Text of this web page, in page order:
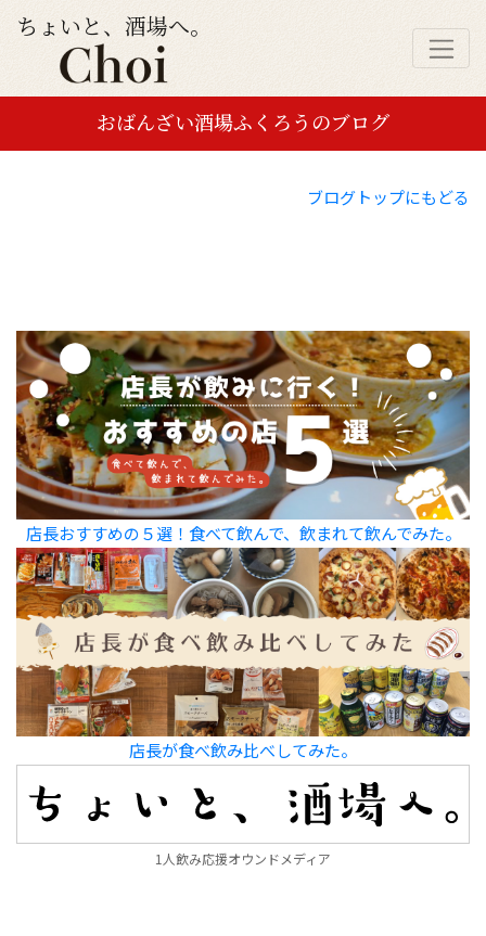
ちょいと、酒場へ。
おばんざい酒場ふくろうのブログ
ブログトップにもどる
店長おすすめの５選！食べて飲んで、飲まれて飲んでみた。
店長が食べ飲み比べしてみた。
1人飲み応援オウンドメディア